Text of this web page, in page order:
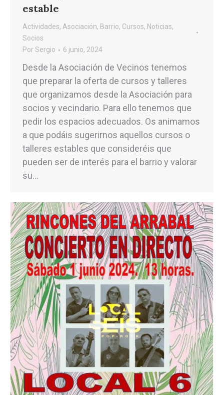
estable
Actividades, Asociación, Barrio, Cursos, Noticias,
Socios
PorSergio 6 junio, 2024
Desde la Asociación de Vecinos tenemos
que preparar la oferta de cursos y talleres
que organizamos desde la Asociación para
socios y vecindario. Para ello tenemos que
pedir los espacios adecuados. Os animamos
a que podáis sugerirnos aquellos cursos o
talleres estables que consideréis que
pueden ser de interés para el barrio y valorar
su…